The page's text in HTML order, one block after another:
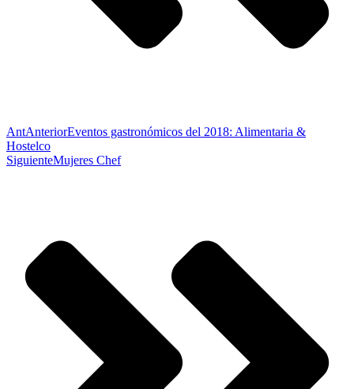
AntAnteriorEventos gastronómicos del 2018: Alimentaria &
Hostelco
SiguienteMujeres Chef